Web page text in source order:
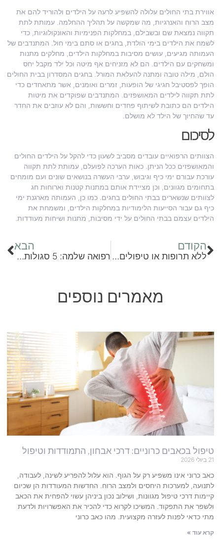
אווירת בתי החולים עלולה להשפיע לרעה על הילדים ולהוריד להם את
מצב הרוח והאנרגיות, מה שמקשה על תהליך ההחלמה. עמותת לתת
תקווה נמצאת שם ובשבילם, במחלקות הפנימיות והאונקולוגיות, כדי
לשמח את הילדים בימי הולדת, בחגים או סתם בימי חול. המתנדבים של
העמותה מגיעים, עושים מסיבות במחלקות הילדים, מחלקים מתנות
ומשחקים עם הילדים. הם לא מזניחים אף מיטה וכל ילד מקבל יחס
הולם, מילה טובה ומתנה להעלאת המורל. בחגים המסדרון בבית החולים
הופך לפסטיבל חגיגי של הופעות, זמרים ואומנים, אשר מתאחדים כדי
לתת תקווה לילדים המאושפזים. המתנדבים שפוקדים את מיטות
הילדים הם כתובת לשיתוף פחדים וחששות, והם לא עוזבים את החדר
עד שהחיוך של הילד לא מושלם.
לסיכום
הצוותים הרפואיים עובדים מסביב לשעון כדי להקל על הילדים החולים
והמאושפזים ככל הניתן. כאות הערכה לפועלם, עמותת לתת תקווה
עורכת עבורם ימי כיף וגיבוש, ערבי העשרה בנושאים שונים ועם מומחים
בתחומים מגוונים, וכן מציידת אותם במתנות קטנות וארוחות חג
לצוותים שנשארים בבתי החולים בחגים. כמו כן, העמותה מארגנת ימי
כיף גם עבור הסייעות הלימודיות במחלקות הילדים, ומשמחת את
הילדים עצמם בבתי החולים על ידי מסיבות, מתנות ושיחות מעודדות.
הקודם
ללא תרופות או טיפולים פולשניים: שיטת הרפואה הסינית מתאימה לכולם
הבא
רפואה שלמה: 5 סגולות הלכתיות לבריאות טובה
מאמרים נוספים
טיפול בכאבים כרוניים: דרכי אבחון, התמודדות וטיפול
21 ביולי 2026
כאב כרוני אינו משפיע רק על הגוף. הוא עלול להפריע לשינה, לעבודה,
לתנועה, למערכות היחסים ולמצב הרוח. החדשות המעודדות הן שכיום
קיימות דרכי טיפול מגוונות, ושילוב נכון ביניהן עשוי להפחית את הכאב
ולשפר את התפקוד. המשיכו לקרוא כדי להכיר את האפשרויות ולדעת
מתי כדאי לפנות לעזרה מקצועית. מהו כאב כרוני
קרא עוד »